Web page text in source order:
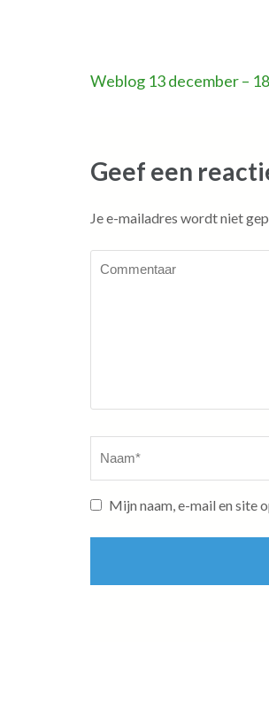
Bericht
Weblog 13 december –
Geef een
Je e-mailadres wordt niet
Mijn naam, e-mail en site